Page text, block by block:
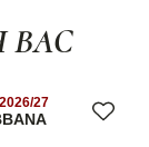
ВАС
27